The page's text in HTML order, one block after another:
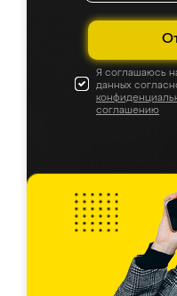
Я соглашаюсь
данных
соглашению